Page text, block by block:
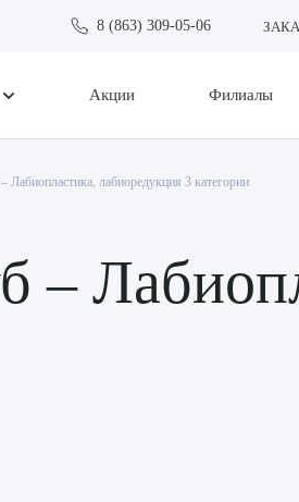
8 (863) 309-05-06
Акции Филиалы
Лабиопластика, лабиоредукция 3 категории
–